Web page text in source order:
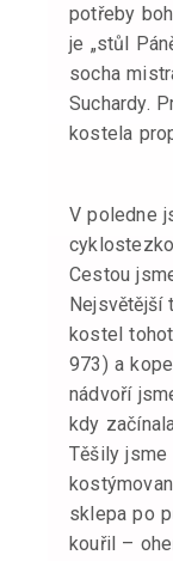
potřeby
je „stůl
socha
Suchardy.
kostela
V poledne
Cestou
Nejsvětější
kostel
973) a
nádvoří
kdy
Těšily jsme
sklepa po
kouřil –